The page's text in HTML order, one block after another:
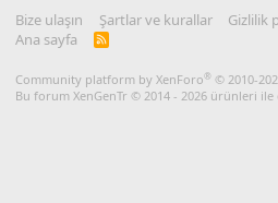
Bize ulaşın Şartlar ve kurallar Gizlilik
Ana sayfa
R
Community platform by XenForo® © 2010-
Bu forum XenGenTr © 2014 - 2026 ürünleri